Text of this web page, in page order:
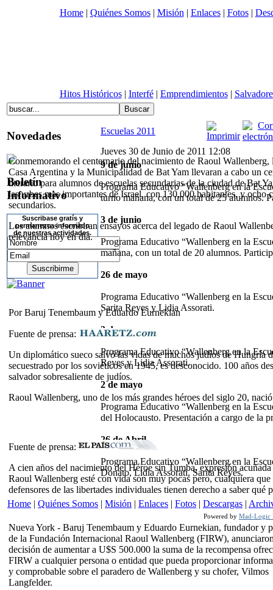
Home| Quiénes Somos| Misión | Enlaces| Fotos|
Hitos Históricos| Interfé| Emprendimientos|
Novedades
Conmemorando el centernario del nacimiento de Raoul Wallenberg,
Casa Argentina y la Municipalidad de Bat Yam llevaran a cabo un
literario para alumnos de escuelas secundarias de la ciudad de Bat
las urbes mas importantes de Israel, con 130,000 habitantes, y ocho
secundarios.
Los alumnos escribiran ensayos acerca del legado de Raoul
relevancia hoy en día.
Por Baruj Tenembaum y Eduardo Eurnekian
Fuente de prensa:
Un diplomático sueco salvó las vidas de muchos judíos de Hungría
secuestrado por los soviéticos en 1945, es desconocido. 100 años
salvador sobresaliente de judíos.
Raoul Wallenberg, uno de los más grandes héroes del siglo 20,
Fuente de prensa:
A cien años del nacimiento del Héroe sin Tumba, expresión
Raoul Wallenberg esté con vida son muy pocas pero, cualquiera
defensores de las libertades individuales tienen derecho a saber qué
Nueva York - Baruj Tenembaum y Eduardo Eurnekian, fundador y
de la Fundación Internacional Raoul Wallenberg (FIRW),
decisión de aumentar a U$S 500.000 la suma de la recompensa
FIRW a cualquier persona o entidad que pueda proporcionar
y comprobable sobre el paradero de Wallenberg y su chofer, Vilmos
Langfelder.
Boletín
Informativo
Suscribase gratís y
permanezca informado
de nuestras actividades.
Escuelas 2011
Jueves 30 de Junio de 2011 12:08
9 de junio
Programa Educativo “Wallenberg en la
turno mañana, con un total de 25 alumnos.
3 de junio
Programa Educativo “Wallenberg en la
mañana, con un total de 20 alumnos.
26 de mayo
Programa Educativo “Wallenberg en la
Sarita Reyes y Lidia Assorati.
3 de mayo
Programa Educativo “Wallenberg en la
Reyes y Lidia Assorati.
2 de mayo
Programa Educativo “Wallenberg en la
del Holocausto. Presentación a cargo de la
26 de Abril
Programa Educativo “Wallenberg en la
Donato, Lidia Assorati, Sarita Reyes.
Home | Quiénes Somos | Misión | Enlaces | Fotos | Descargas |
Powered by Mad-Logic